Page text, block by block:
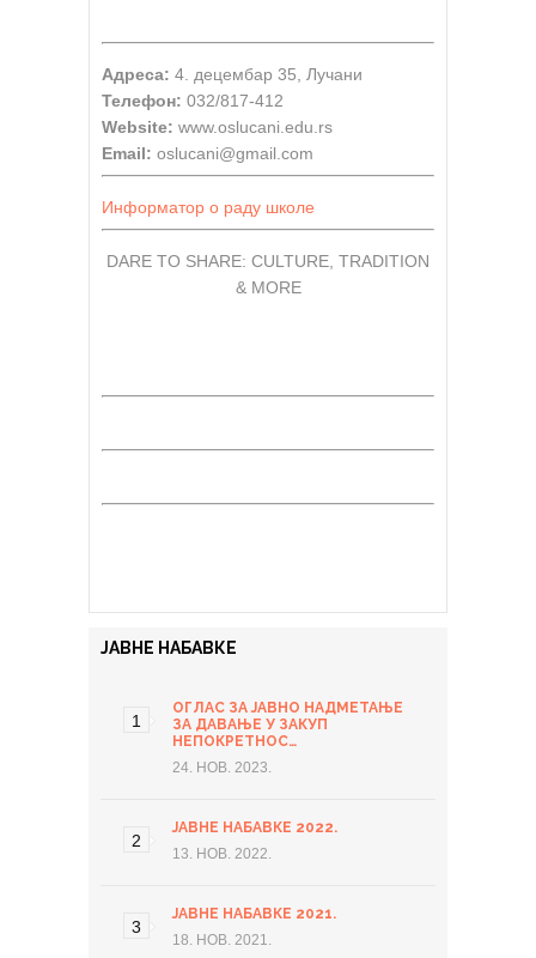
Адреса: 4. децембар 35, Лучани
Телефон: 032/817-412
Website: www.oslucani.edu.rs
Email: oslucani@gmail.com
Информатор о раду школе
DARE TO SHARE: CULTURE, TRADITION
& MORE
ЈАВНЕ НАБАВКЕ
ОГЛАС ЗА ЈАВНО НАДМЕТАЊЕ
ЗА ДАВАЊЕ У ЗАКУП
НЕПОКРЕТНОС…
24. НОВ. 2023.
ЈАВНЕ НАБАВКЕ 2022.
13. НОВ. 2022.
ЈАВНЕ НАБАВКЕ 2021.
18. НОВ. 2021.